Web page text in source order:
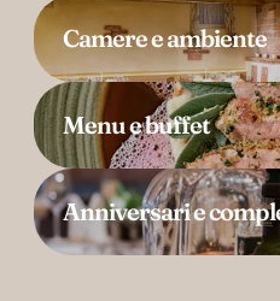
Camere e ambiente
Menu e buffet
Anniversari e